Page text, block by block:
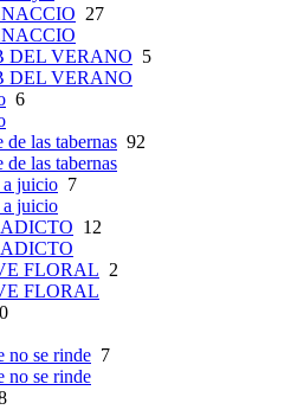
27
DEL VERANO 5
DEL VERANO
6
de las tabernas 92
de las tabernas
juicio 7
juicio
12
FLORAL 2
FLORAL
no se rinde 7
no se rinde